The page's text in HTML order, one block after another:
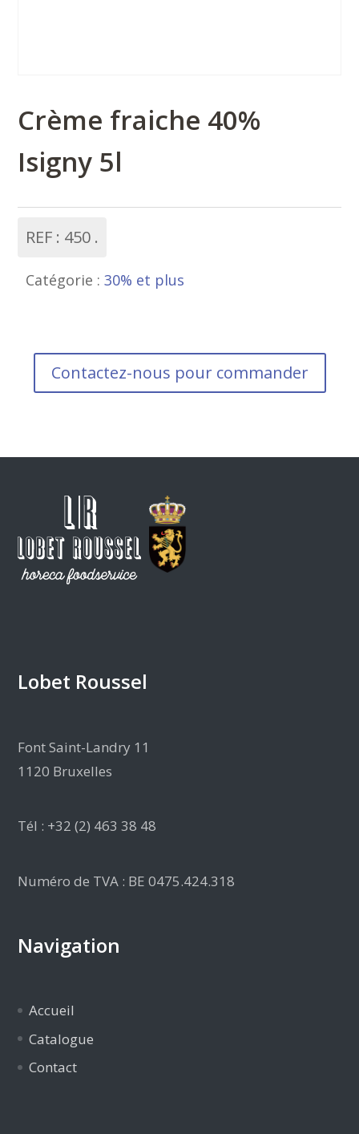
Crème fraiche 40%
Isigny 5l
REF : 450
Catégorie :30% et plus
Contactez-nous pour commander
Lobet Roussel
Font Saint-Landry 11
1120 Bruxelles
Tél : +32 (2) 463 38 48
Numéro de TVA : BE 0475.424.318
Navigation
Accueil
Catalogue
Contact